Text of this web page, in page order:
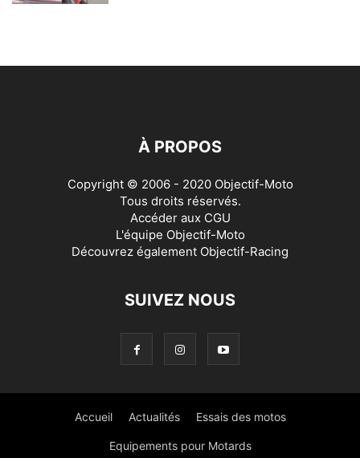
À PROPOS
Copyright © 2006 - 2020 Objectif-Moto
Tous droits réservés.
Accéder aux CGU
L'équipe Objectif-Moto
Découvrez également Objectif-Racing
SUIVEZ NOUS
Accueil Actualités Essais des motos
Equipements pour Motards